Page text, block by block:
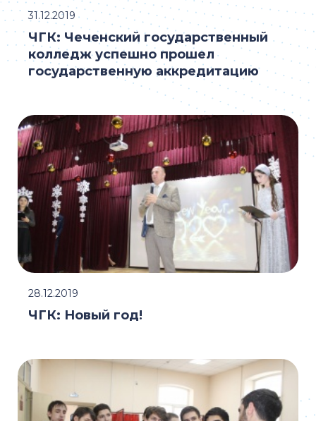
ЧГК: Чеченский государственный
колледж успешно прошел
государственную аккредитацию
31.12.2019
ЧГК: Новый год!
28.12.2019